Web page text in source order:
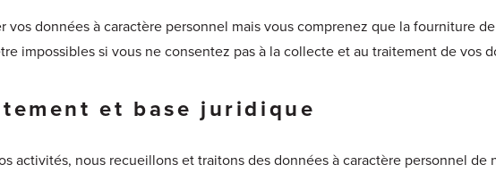
vos données à caractère personnel mais vous comprenez que la fourniture
impossibles si vous ne consentez pas à la collecte et au traitement de vos
et base juridique
activités, nous recueillons et traitons des données à caractère personnel de